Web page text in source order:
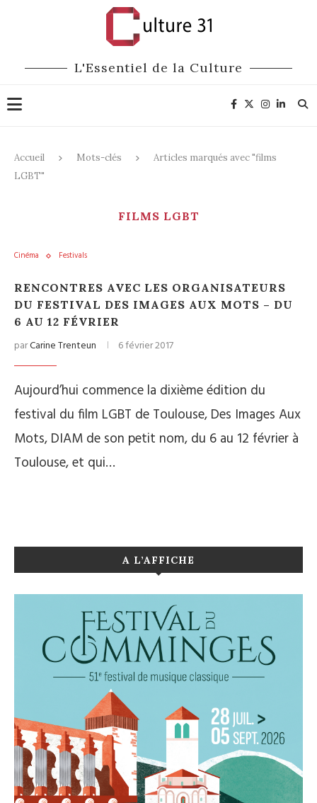
L'Essentiel de la Culture
Accueil Mots-clés
Articles marqués avec "films
LGBT"
FILMS LGBT
Cinéma Festivals
RENCONTRES AVEC LES ORGANISATEURS
DU FESTIVAL DES IMAGES AUX MOTS – DU
6 AU 12 FÉVRIER
parCarine Trenteun 6 février 2017
Aujourd’hui commence la dixième édition du
festival du film LGBT de Toulouse, Des Images Aux
Mots, DIAM de son petit nom, du 6 au 12 février à
Toulouse, et qui…
A L’AFFICHE